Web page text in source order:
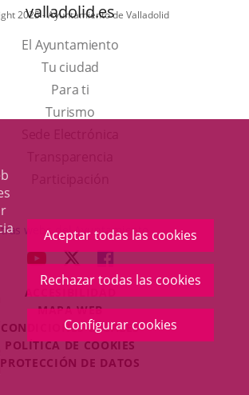
Aceptar todas las cookies
Rechazar todas las cookies
Configurar cookies
2025 - Ayuntamiento de Valladolid
valladolid.es
El Ayuntamiento
Tu ciudad
Para ti
TurismoEste
una
ventana
nueva.
externa.
webs del Ayuntamiento
ENLACE
A
UNA
APLICACIÓN
EXTERNA.
ENLACE
A
UNA
APLICACIÓN
EXTERNA.
ENLACE
A
UNA
APLICACIÓN
EXTERNA.
ACCESIBILIDAD
MAPA WEB
CONDICIONES LEGALES
POLÍTICA DE COOKIES
PROTECCIÓN DE DATOS